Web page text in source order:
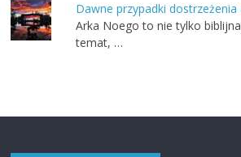
Dawne przypadki dostrzeżenia
Arka Noego to nie tylko
temat, …